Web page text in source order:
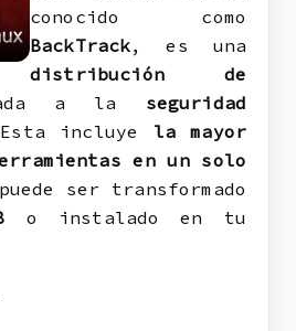
conocido como
BackTrack, es una
distribución de
a la seguridad
incluye la mayor
en un solo
ser transformado
o instalado en tu